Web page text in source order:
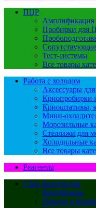
ПЦР
Амплификация
Пробирки для
Тест-системы
Все товары
Работа с холодом
Аксессуары
Криопробирки
Криоштативы,
Мини-
Морозильные
Стеллажи для
Холодильные
Все товары
Реагенты
Сбор биоотходов
Контейнеры
Пакеты и